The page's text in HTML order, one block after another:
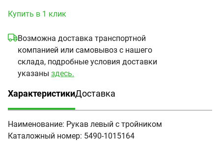
Купить в 1 клик
Возможна доставка транспортной
компанией или самовывоз с нашего
склада, подробные условия доставки
указаны здесь.
Характеристики
(активная вкладка)
Доставка
Наименование: Рукав левый с тройником
Каталожный номер: 5490-1015164